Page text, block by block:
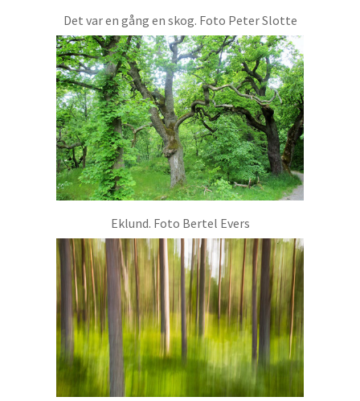
Det var en gång en skog. Foto Peter Slotte
Eklund. Foto Bertel Evers